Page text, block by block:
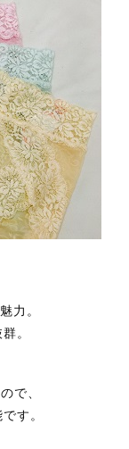
力。
。
で、
す。